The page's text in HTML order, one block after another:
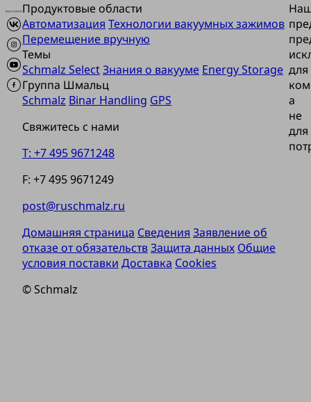
Продуктовые области
Автоматизация Технологии вакуумных зажимов
Перемещение вручную
Темы
Schmalz SelectЗнания о вакууме Energy Storage
Группа Шмальц
Schmalz Binar Handling GPS
Свяжитесь с нами
T: +7 495 9671248
F: +7 495 9671249
post@ruschmalz.ru
для
а
не
для
Домашняя страница Сведения Заявление об
отказе от обязательствЗащита данных Общие
условия поставки Доставка Cookies
© Schmalz